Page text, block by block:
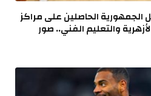
الجمهورية الحاصلين على مراكز
والتعليم الفني.. صور